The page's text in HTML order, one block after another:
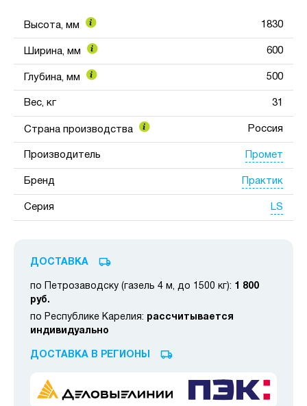
Высота, мм 1830
Ширина, мм 600
Глубина, мм 500
Вес, кг 31
Страна производства Россия
Производитель Промет
Бренд Практик
Серия LS
ДОСТАВКА
по Петрозаводску (газель 4 м, до 1500 кг): 1 800
руб.
по Республике Карелия: рассчитывается
индивидуально
ДОСТАВКА В РЕГИОНЫ